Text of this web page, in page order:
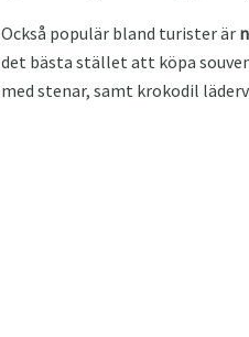
Också populär bland turister är
det bästa stället att köpa
med stenar, samt krokodil